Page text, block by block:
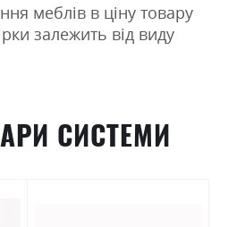
меблів в ціну товару
залежить від виду
СИСТЕМИ